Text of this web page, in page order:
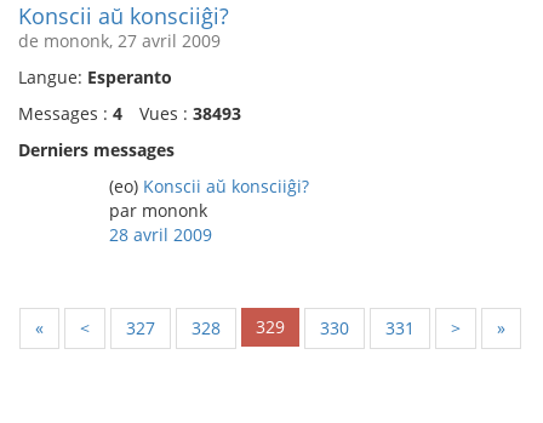
Konscii aŭ konsciiĝi?
de mononk, 27 avril 2009
Langue: Esperanto
Messages : 4 Vues : 38493
Derniers messages
(eo) Konscii aŭ konsciiĝi?
par mononk
28 avril 2009
« < 327 328 329 330 331 > »